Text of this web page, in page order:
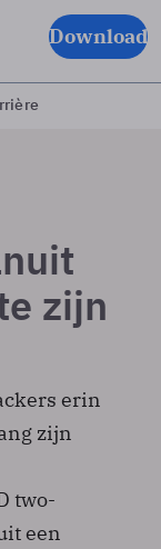
Download
zijn
erin
zijn
two-
een